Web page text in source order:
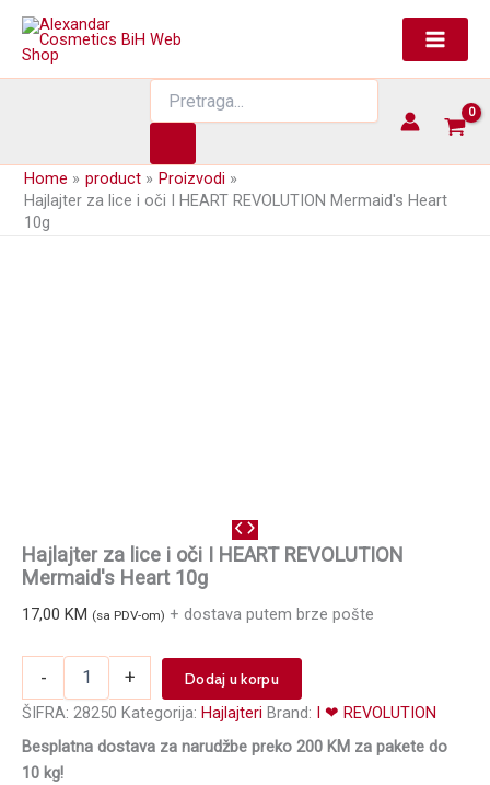
Skip
content
search
Home product
Proizvodi
Hajlajter za lice i oči I HEART REVOLUTION Mermaid's Heart
10g
Hajlajter za lice i oči I HEART REVOLUTION
Mermaid's Heart 10g
17,00 KM (sa PDV-om) + dostava putem brze pošte
-
lice
oči
I
+
Dodaj u korpu
ŠIFRA: 28250 Kategorija: Hajlajteri Brand: I ❤ REVOLUTION
Besplatna dostava za narudžbe preko 200 KM za pakete do
10 kg!